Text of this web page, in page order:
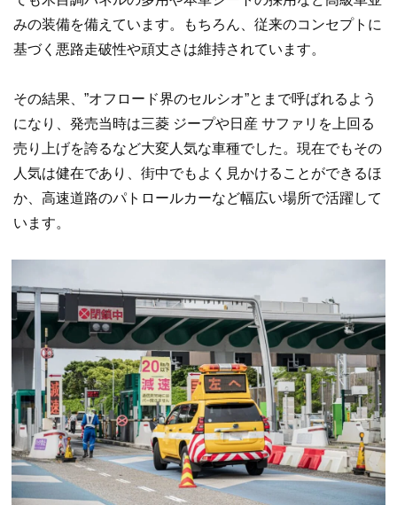
みの装備を備えています。もちろん、従来のコンセプトに
基づく悪路走破性や頑丈さは維持されています。
その結果、”オフロード界のセルシオ”とまで呼ばれるよう
になり、発売当時は三菱 ジープや日産 サファリを上回る
売り上げを誇るなど大変人気な車種でした。現在でもその
人気は健在であり、街中でもよく見かけることができるほ
か、高速道路のパトロールカーなど幅広い場所で活躍して
います。